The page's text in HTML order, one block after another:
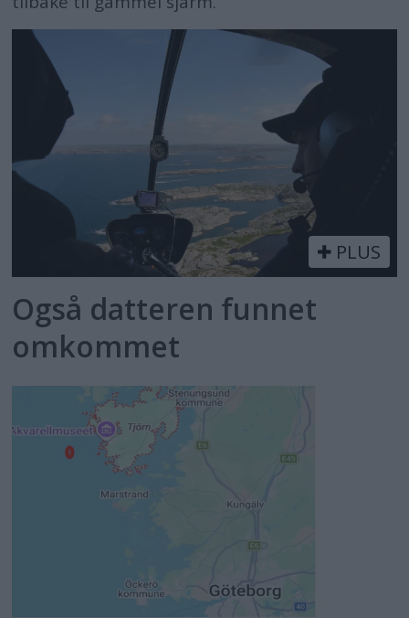
PLUS
Også datteren funnet
omkommet